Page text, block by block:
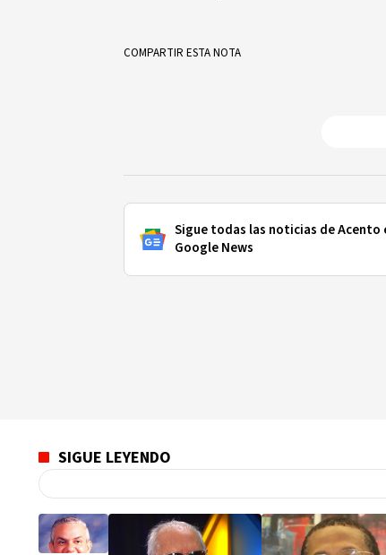
COMPARTIR ESTA NOTA
Sigue todas las noticias de Acento
Google News
SIGUE LEYENDO